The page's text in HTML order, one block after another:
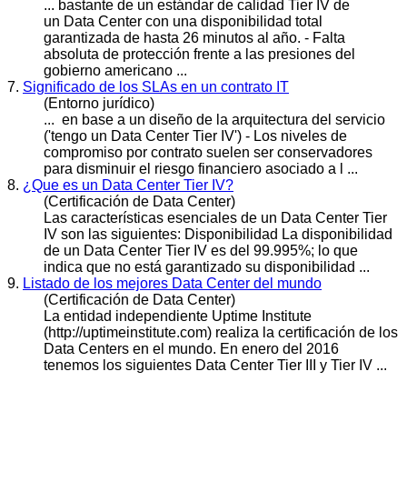
... bastante de un estándar de calidad Tier IV de
un Data Center con una disponibilidad total
garantizada de hasta 26 minutos al año. - Falta
absoluta de protección frente a las presiones del
gobierno americano ...
7. Significado de los SLAs en un contrato IT
(Entorno jurídico)
... en base a un diseño de la arquitectura del servicio
('tengo un Data Center Tier IV') - Los niveles de
compromiso por contrato suelen ser conservadores
para disminuir el riesgo financiero asociado a l ...
8. ¿Que es un Data Center Tier IV?
(Certificación de Data Center)
Las características esenciales de un Data Center Tier
IV son las siguientes: Disponibilidad La disponibilidad
de un Data Center Tier IV es del 99.995%; lo que
indica que no está garantizado su disponibilidad ...
9. Listado de los mejores Data Center del mundo
(Certificación de Data Center)
La entidad independiente Uptime Institute
(http://uptimeinstitute.com) realiza la certificación de los
Data Centers en el mundo. En enero del 2016
tenemos los siguientes Data Center Tier III y Tier IV ...